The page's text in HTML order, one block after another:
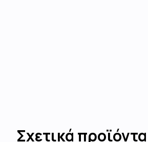
Σχετικά προϊόντα